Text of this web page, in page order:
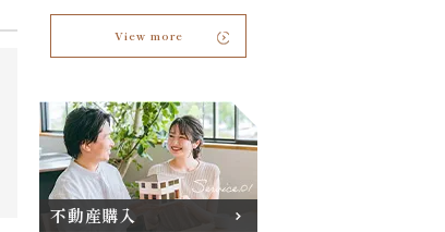
View more
不動産購入